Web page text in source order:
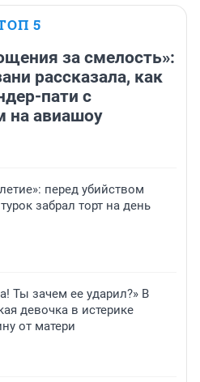
5
за смелость»:
рассказала, как
пати с
на авиашоу
перед убийством
забрал торт на день
Ты зачем ее ударил?» В
девочка в истерике
от матери